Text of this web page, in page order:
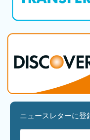
ニュースレターに登